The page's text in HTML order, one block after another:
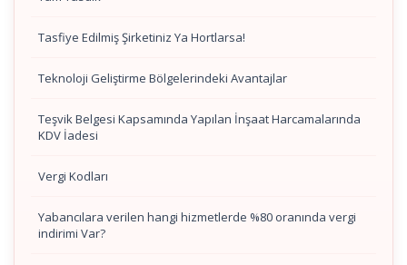
Tasfiye Edilmiş Şirketiniz Ya Hortlarsa!
Teknoloji Geliştirme Bölgelerindeki Avantajlar
Teşvik Belgesi Kapsamında Yapılan İnşaat Harcamalarında
KDV İadesi
Vergi Kodları
Yabancılara verilen hangi hizmetlerde %80 oranında vergi
indirimi Var?